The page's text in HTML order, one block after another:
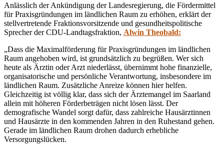
Anlässlich der Ankündigung der Landesregierung, die Fördermittel
für Praxisgründungen im ländlichen Raum zu erhöhen, erklärt der
stellvertretende Fraktionsvorsitzende und gesundheitspolitische
Sprecher der CDU-Landtagsfraktion, Alwin Theobald:
„Dass die Maximalförderung für Praxisgründungen im ländlichen
Raum angehoben wird, ist grundsätzlich zu begrüßen. Wer sich
heute als Ärztin oder Arzt niederlässt, übernimmt hohe finanzielle,
organisatorische und persönliche Verantwortung, insbesondere im
ländlichen Raum. Zusätzliche Anreize können hier helfen.
Gleichzeitig ist völlig klar, dass sich der Ärztemangel im Saarland
allein mit höheren Förderbeträgen nicht lösen lässt. Der
demografische Wandel sorgt dafür, dass zahlreiche Hausärztinnen
und Hausärzte in den kommenden Jahren in den Ruhestand gehen.
Gerade im ländlichen Raum drohen dadurch erhebliche
Versorgungslücken.